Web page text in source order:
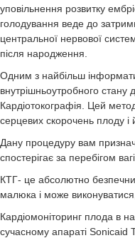
уповільнення розвитку
голодування веде до
центральної нервової
після народження.
Одним з найбільш
внутрішньоутробного стану
Кардіотокографія. Цей
серцевих скорочень плоду і
Дану процедуру вам
спостерігає за перебігом
КТГ- це абсолютно
малюка і може
Кардіомоніторинг плода в
сучасному апараті Sonicaid